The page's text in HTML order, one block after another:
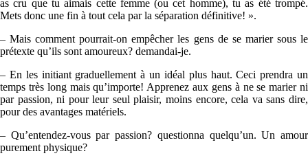
as cru que tu aimais cette femme (ou cet homme), tu as été trompé.
Mets donc une fin à tout cela par la séparation définitive! ».
– Mais comment pourrait-on empêcher les gens de se marier sous le
prétexte qu’ils sont amoureux? demandai-je.
– En les initiant graduellement à un idéal plus haut. Ceci prendra un
temps très long mais qu’importe! Apprenez aux gens à ne se marier ni
par passion, ni pour leur seul plaisir, moins encore, cela va sans dire,
pour des avantages matériels.
– Qu’entendez-vous par passion? questionna quelqu’un. Un amour
purement physique?